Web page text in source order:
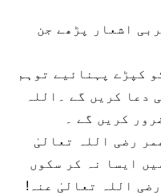
اشعار پڑھے جن
کپڑے پہنائیے توہم
دعا کریں گے ۔اللہ
کریں گے ۔
رضی اللہ تعالیٰ
ایسا نہ کر سکوں
رضی اللہ تعالیٰ عنہ!